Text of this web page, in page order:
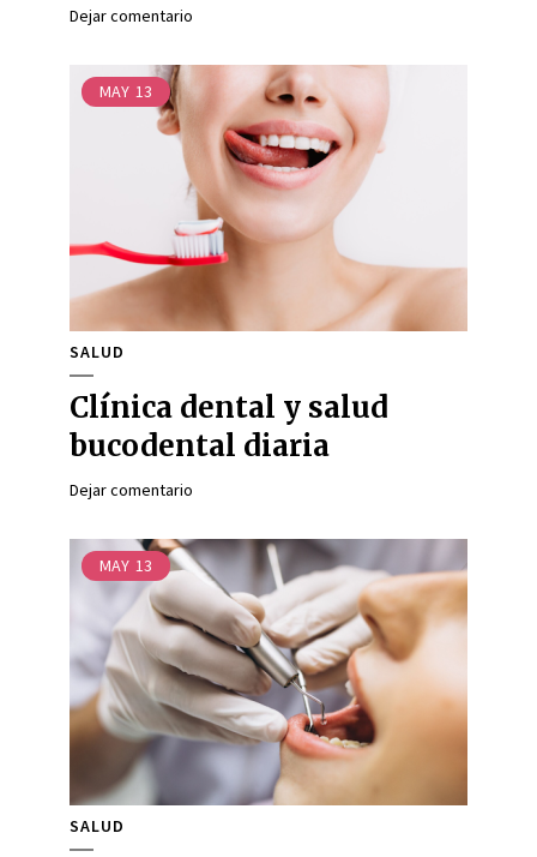
Dejar comentario
MAY 13
SALUD
Clínica dental y salud
bucodental diaria
Dejar comentario
MAY 13
SALUD